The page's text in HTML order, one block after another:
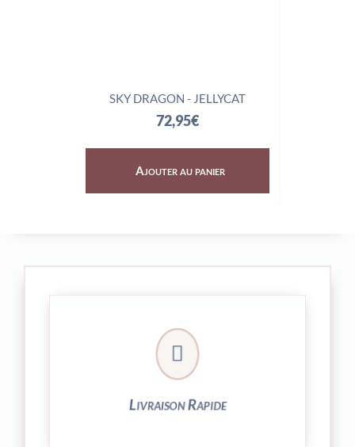
SKY DRAGON - JELLYCAT
72,95€
Ajouter au panier

Livraison Rapide
Votre commande est expédiée sous
24/48h et livrée par Colissimo.